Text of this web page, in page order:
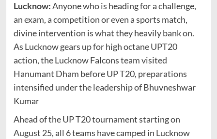
Lucknow:Anyone who is heading for a challenge,
an exam, a competition or even a sports match,
divine intervention is what they heavily bank on.
As Lucknow gears up for high octane UPT20
action, the Lucknow Falcons team visited
Hanumant Dham before UP T20, preparations
intensified under the leadership of Bhuvneshwar
Kumar
Ahead of the UP T20 tournament starting on
August 25, all 6 teams have camped in Lucknow